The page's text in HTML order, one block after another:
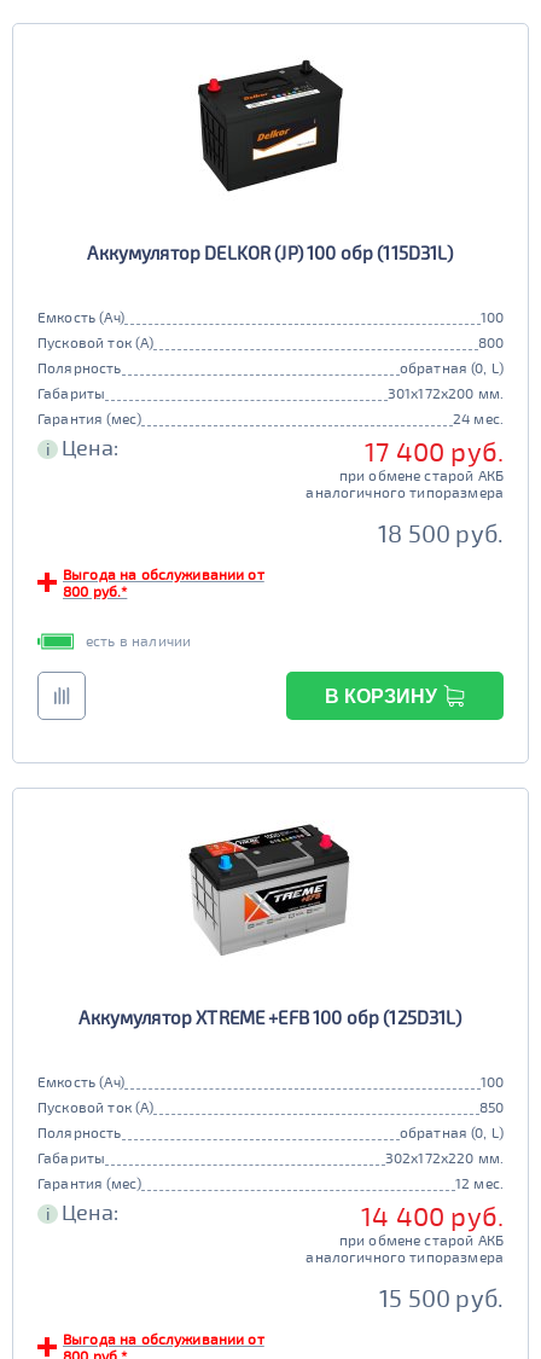
Аккумулятор DELKOR (JP) 100 обр (115D31L)
Емкость (Ач)
100
Пусковой ток (А)
800
Полярность
обратная (0, L)
Габариты
301x172x200 мм.
Гарантия (мес)
24 мес.
i Цена: 17 400 руб.
при обмене старой АКБ
аналогичного типоразмера
18 500 руб.
Выгода на обслуживании от
800 руб.*
есть в наличии
В КОРЗИНУ
Аккумулятор XTREME +EFB 100 обр (125D31L)
Емкость (Ач)
100
Пусковой ток (А)
850
Полярность
обратная (0, L)
Габариты
302x172x220 мм.
Гарантия (мес)
12 мес.
i Цена: 14 400 руб.
при обмене старой АКБ
аналогичного типоразмера
15 500 руб.
Выгода на обслуживании от
800 руб.*